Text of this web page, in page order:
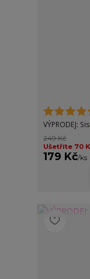
VÝPRODEJ:
249 Kč
Ušetříte 70
179 Kč/ks